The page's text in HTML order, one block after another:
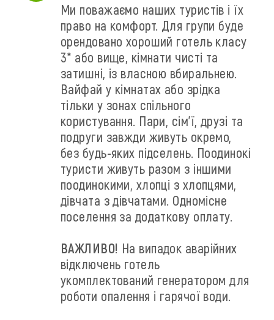
Ми поважаємо наших туристів і їх
право на комфорт. Для групи буде
орендовано хороший готель класу
3* або вище, кімнати чисті та
затишні, із власною вбиральнею.
Вайфай у кімнатах або зрідка
тільки у зонах спільного
користування. Пари, сім'ї, друзі та
подруги завжди живуть окремо,
без будь-яких підселень. Поодинокі
туристи живуть разом з іншими
поодинокими, хлопці з хлопцями,
дівчата з дівчатами. Одномісне
поселення за додаткову оплату.
ВАЖЛИВО! На випадок аварійних
відключень готель
укомплектований генератором для
роботи опалення і гарячої води.